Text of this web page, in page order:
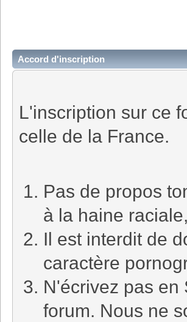
Accord d'inscription
L'inscription sur ce
celle de la France.
Pas de propos
à la haine
Il est interdit de
caractère
N'écrivez pas en
forum. Nous ne